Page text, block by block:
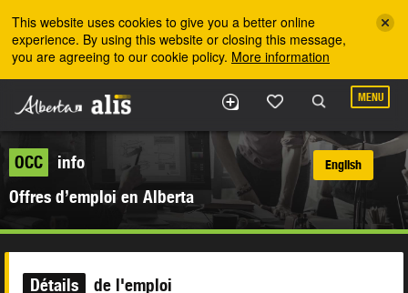
This website uses cookies to give you a better online
experience. By using this website or closing this message,
you are agreeing to our cookie policy. More information
MENU
OCC
info
Offres d’emploi en Alberta
English
Détails de l'emploi